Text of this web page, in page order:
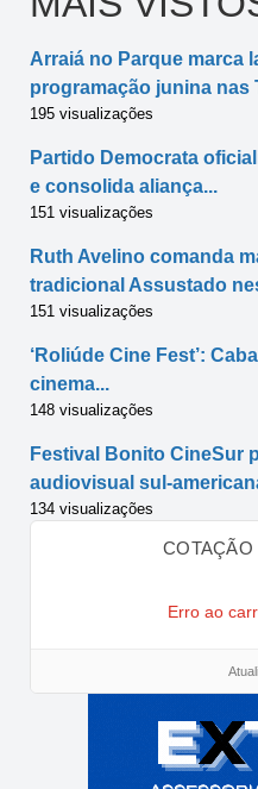
Arraiá no Parque marca
programação junina nas
195 visualizações
Partido Democrata
e consolida aliança...
151 visualizações
Ruth Avelino comanda
tradicional Assustado
151 visualizações
‘Roliúde Cine Fest’:
cinema...
148 visualizações
Festival Bonito CineSur
audiovisual sul-
134 visualizações
Erro ao